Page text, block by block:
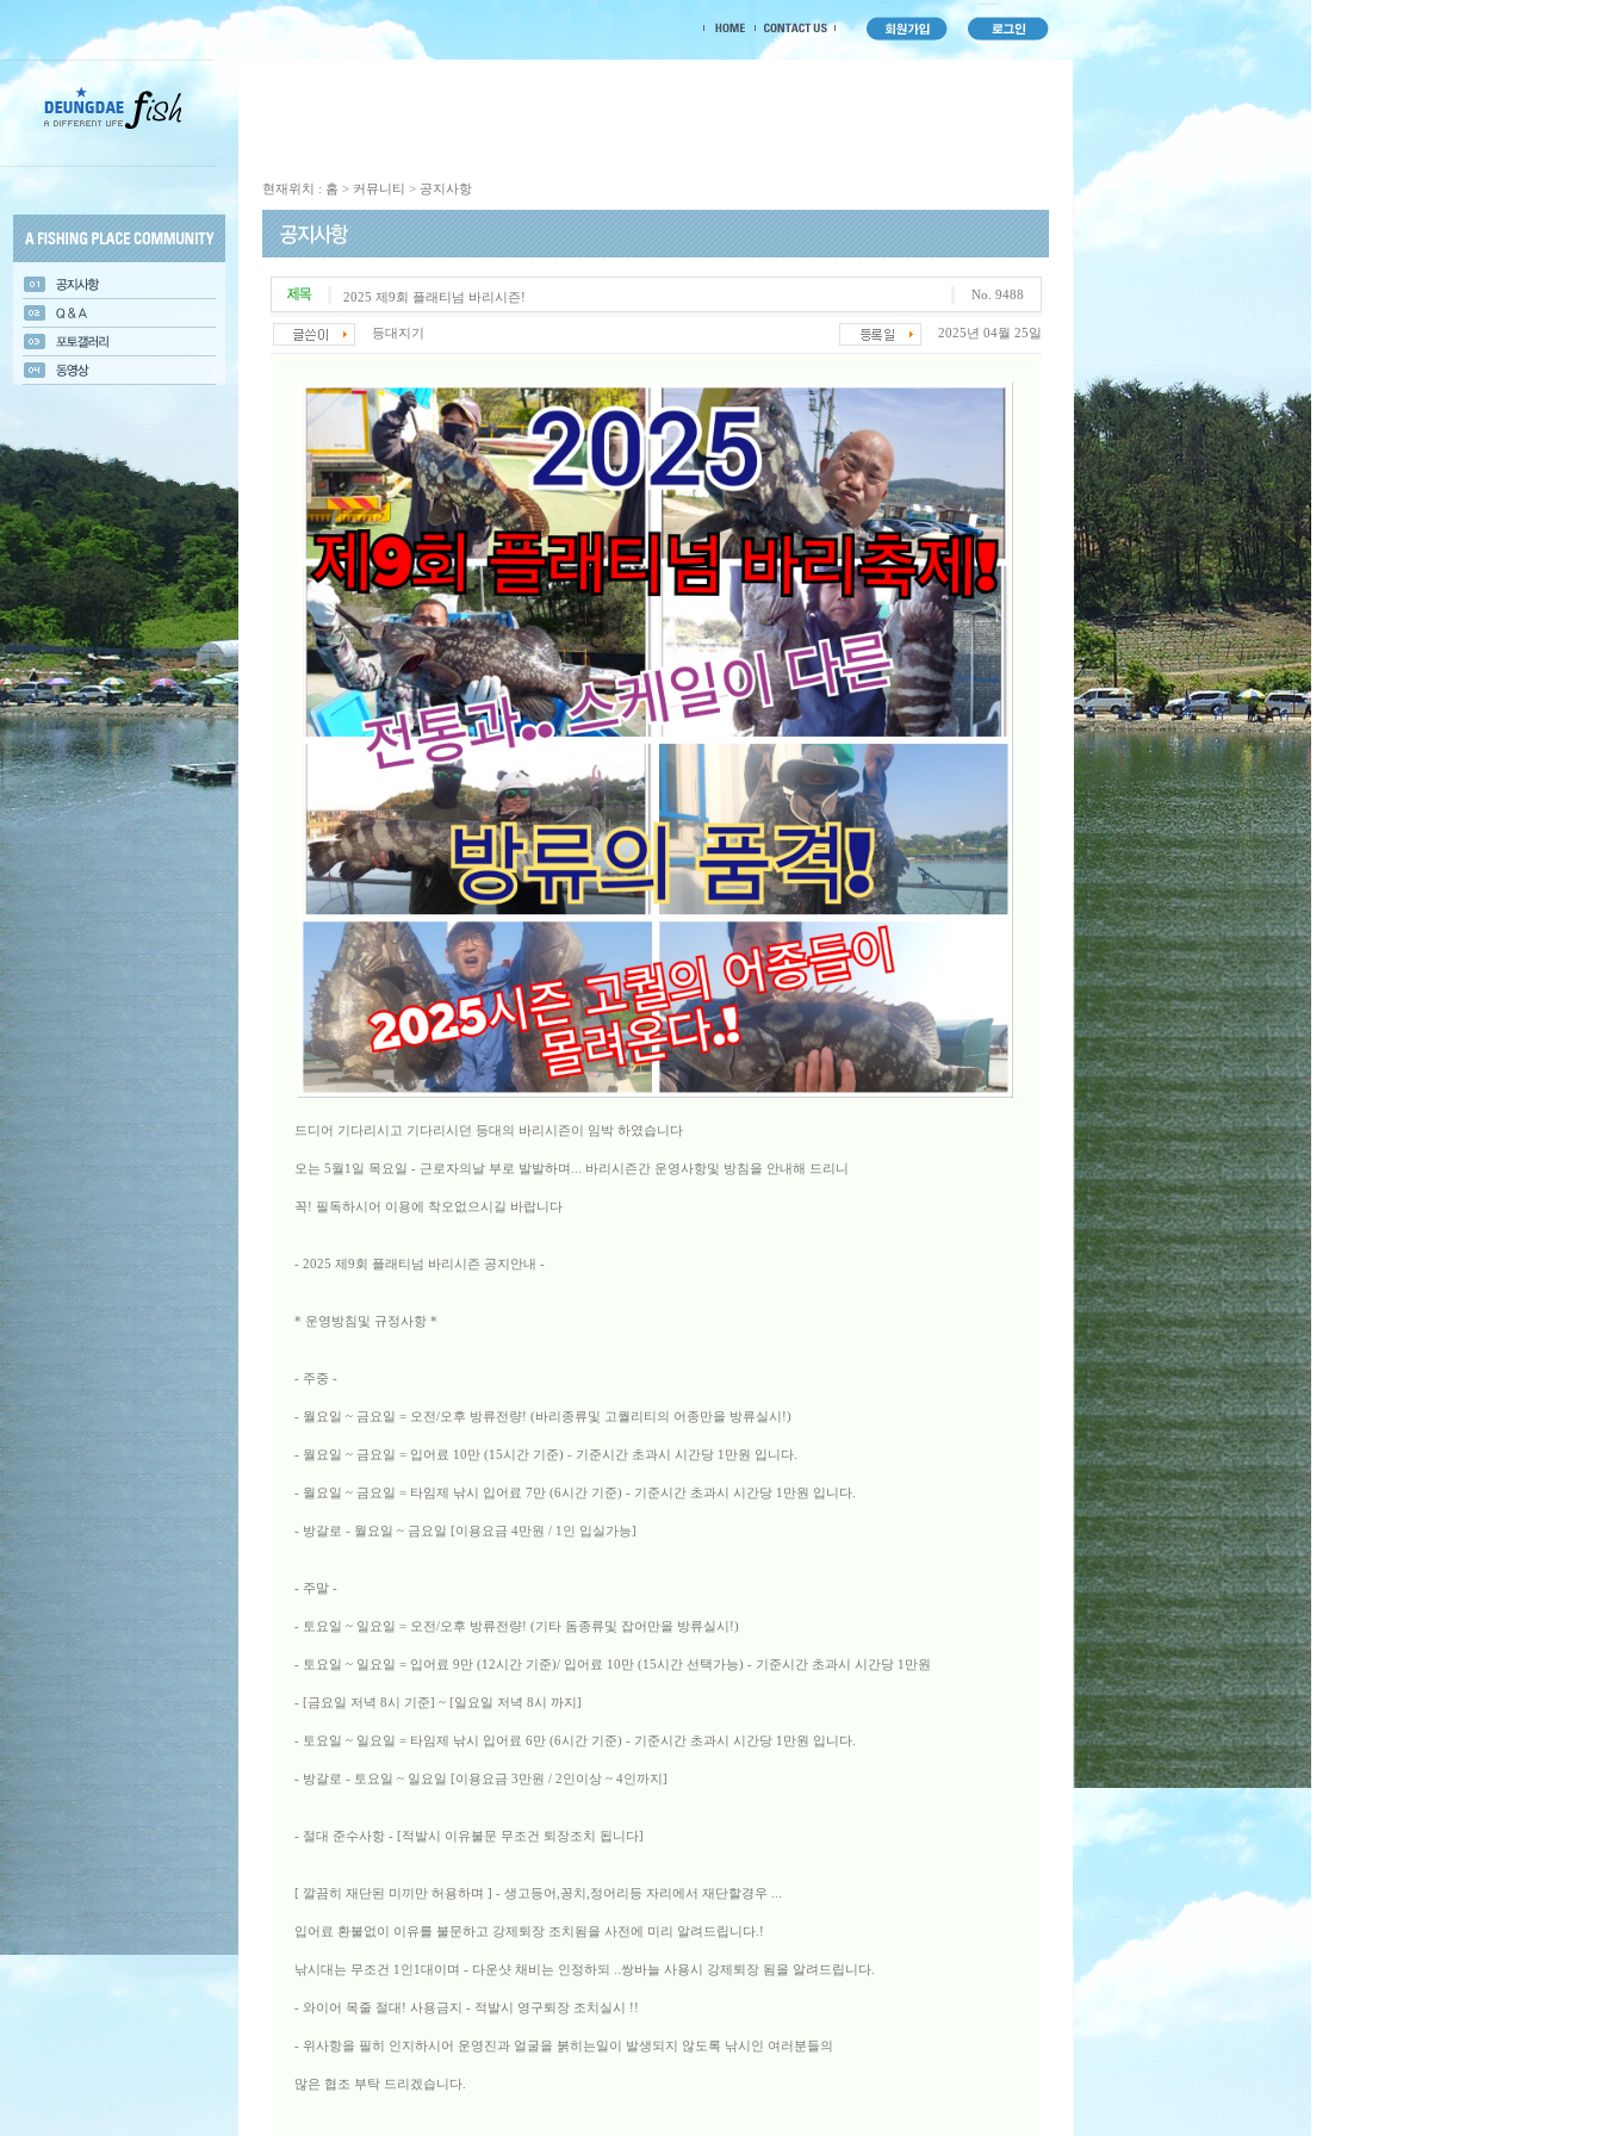
현재위치 : 홈 > 커뮤니티 > 공지사항
2025 제9회 플래티넘 바리시즌! No. 9488
등대지기 2025년 04월 25일
드디어 기다리시고 기다리시던 등대의 바리시즌이 임박 하였습니다
오는 5월1일 목요일 - 근로자의날 부로 발발하며... 바리시즌간 운영사항및 방침을 안내해 드리니
꼭! 필독하시어 이용에 착오없으시길 바랍니다
- 2025 제9회 플래티넘 바리시즌 공지안내 -
* 운영방침및 규정사항 *
- 주중 -
- 월요일 ~ 금요일 = 오전/오후 방류전량! (바리종류및 고퀄리티의 어종만을 방류실시!)
- 월요일 ~ 금요일 = 입어료 10만 (15시간 기준) - 기준시간 초과시 시간당 1만원 입니다.
- 월요일 ~ 금요일 = 타임제 낚시 입어료 7만 (6시간 기준) - 기준시간 초과시 시간당 1만원 입니다.
- 방갈로 - 월요일 ~ 금요일 [이용요금 4만원 / 1인 입실가능]
- 주말 -
- 토요일 ~ 일요일 = 오전/오후 방류전량! (기타 돔종류및 잡어만을 방류실시!)
- 토요일 ~ 일요일 = 입어료 9만 (12시간 기준)/ 입어료 10만 (15시간 선택가능) - 기준시간 초과시 시간당 1만원
- [금요일 저녁 8시 기준] ~ [일요일 저녁 8시 까지]
- 토요일 ~ 일요일 = 타임제 낚시 입어료 6만 (6시간 기준) - 기준시간 초과시 시간당 1만원 입니다.
- 방갈로 - 토요일 ~ 일요일 [이용요금 3만원 / 2인이상 ~ 4인까지]
- 절대 준수사항 - [적발시 이유불문 무조건 퇴장조치 됩니다]
[ 깔끔히 재단된 미끼만 허용하며 ] - 생고등어,꽁치,정어리등 자리에서 재단할경우 ...
입어료 환불없이 이유를 불문하고 강제퇴장 조치됨을 사전에 미리 알려드립니다.!
낚시대는 무조건 1인1대이며 - 다운샷 채비는 인정하되 ..쌍바늘 사용시 강제퇴장 됨을 알려드립니다.
- 와이어 목줄 절대! 사용금지 - 적발시 영구퇴장 조치실시 !!
- 위사항을 필히 인지하시어 운영진과 얼굴을 붉히는일이 발생되지 않도록 낚시인 여러분들의
많은 협조 부탁 드리겠습니다.